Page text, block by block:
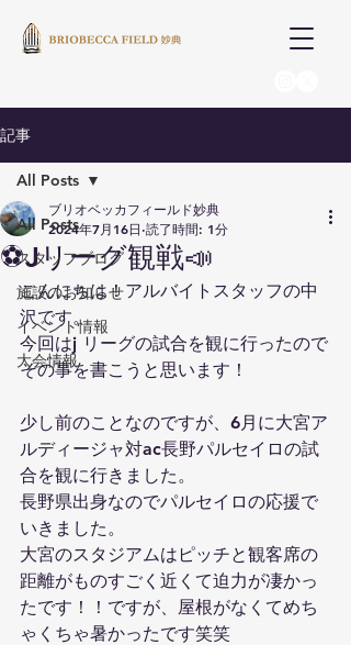
記事
All Posts
スタッフブログ
施設のお知らせ
イベント情報
大会情報
All Posts
⚽️Jリーグ観戦📣
ブリオベッカフィールド妙典
2024年7月16日 読了時間: 1分
こんにちは！アルバイトスタッフの中
沢です。
今回はj リーグの試合を観に行ったので
その事を書こうと思います！
少し前のことなのですが、6月に大宮ア
ルディージャ対ac長野パルセイロの試
合を観に行きました。
長野県出身なのでパルセイロの応援で
いきました。
大宮のスタジアムはピッチと観客席の
距離がものすごく近くて迫力が凄かっ
たです！！ですが、屋根がなくてめち
ゃくちゃ暑かったです笑笑